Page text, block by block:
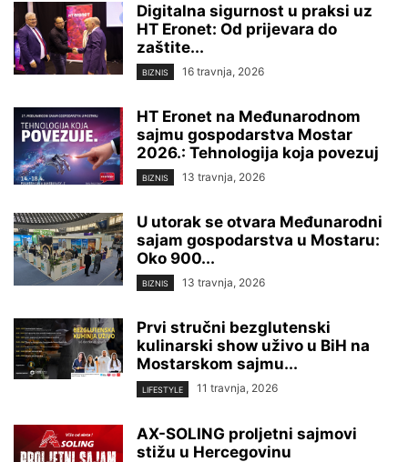
Digitalna sigurnost u praksi uz
HT Eronet: Od prijevara do
zaštite...
BIZNIS 16 travnja, 2026
HT Eronet na Međunarodnom
sajmu gospodarstva Mostar
2026.: Tehnologija koja povezuj
BIZNIS 13 travnja, 2026
U utorak se otvara Međunarodni
sajam gospodarstva u Mostaru:
Oko 900...
BIZNIS 13 travnja, 2026
Prvi stručni bezglutenski
kulinarski show uživo u BiH na
Mostarskom sajmu...
LIFESTYLE 11 travnja, 2026
AX-SOLING proljetni sajmovi
stižu u Hercegovinu